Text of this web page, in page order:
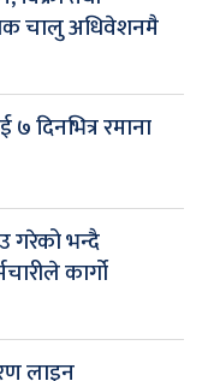
चालु अधिवेशनमै
दिनभित्र रमाना
गरेको भन्दै
कार्गो
लाइन